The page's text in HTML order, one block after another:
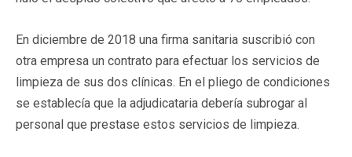
En diciembre de 2018 una firma sanitaria suscribió con
otra empresa un contrato para efectuar los servicios de
limpieza de sus dos clínicas. En el pliego de condiciones
se establecía que la adjudicataria debería subrogar al
personal que prestase estos servicios de limpieza.